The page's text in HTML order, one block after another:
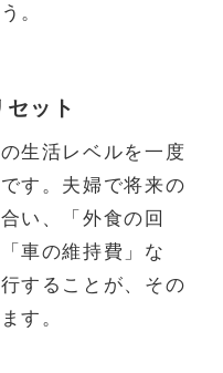
。
ット
生活レベルを一度
す。夫婦で将来の
い、「外食の回
車の維持費」な
することが、その
す。